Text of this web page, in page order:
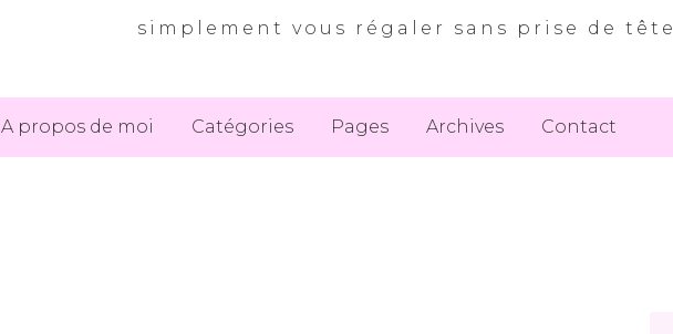
simplement vous régaler sans prise de tête
A propos de moi Catégories Pages Archives Contact